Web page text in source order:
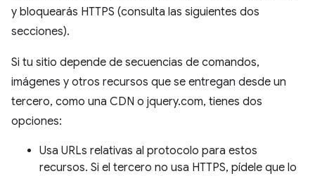
y bloquearás HTTPS (consulta las siguientes dos
secciones).
Si tu sitio depende de secuencias de comandos,
imágenes y otros recursos que se entregan desde un
tercero, como una CDN o jquery.com, tienes dos
opciones:
Usa URLs relativas al protocolo para estos
recursos. Si el tercero no usa HTTPS, pídele que lo